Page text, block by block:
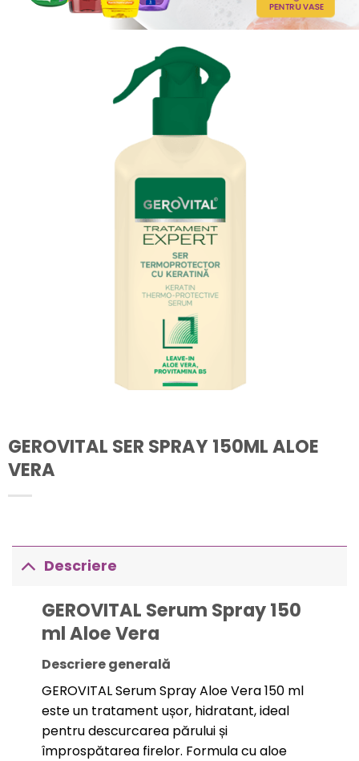
GEROVITAL SER SPRAY 150ML ALOE
VERA
Descriere
GEROVITAL Serum Spray 150
ml Aloe Vera
Descriere generală
GEROVITAL Serum Spray Aloe Vera 150 ml
este un tratament ușor, hidratant, ideal
pentru descurcarea părului și
împrospătarea firelor. Formula cu aloe